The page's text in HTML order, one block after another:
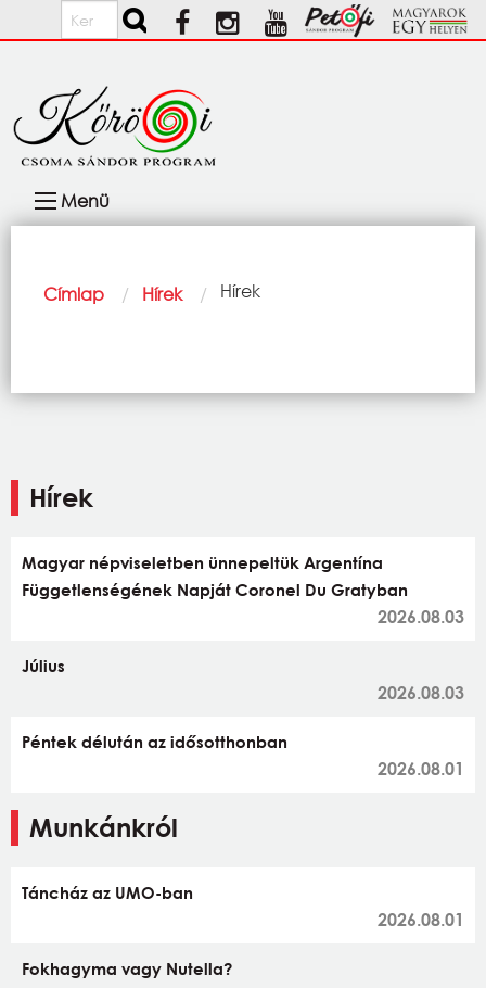
Ugrás a tartalomra
Keresés
navigáció
Menü
Morzsa
Címlap Hírek Current:
Hírek
Hírek
Magyar népviseletben ünnepeltük Argentína
Függetlenségének Napját Coronel Du Gratyban
2026.08.03
Július
2026.08.03
Péntek délután az idősotthonban
2026.08.01
Munkánkról
Táncház az UMO-ban
2026.08.01
Fokhagyma vagy Nutella?